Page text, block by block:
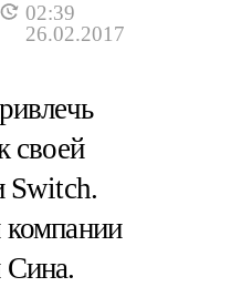
02:39
26.02.2017
своей
Switch.
Сина.